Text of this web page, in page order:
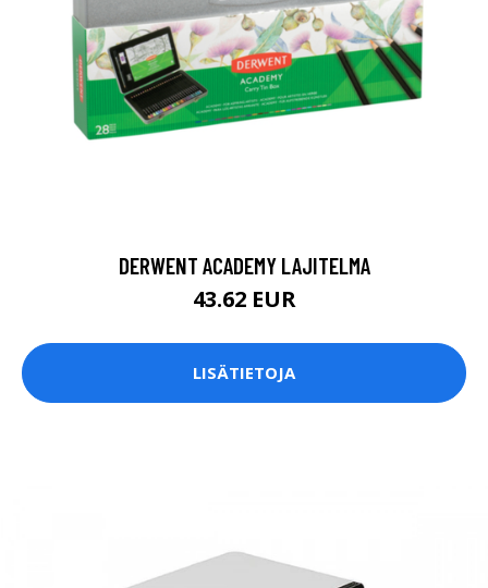
DERWENT ACADEMY LAJITELMA
43.62 EUR
LISÄTIETOJA